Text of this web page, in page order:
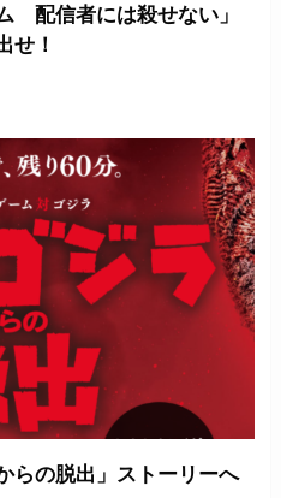
配信者には殺せない」
せ！
らの脱出」ストーリーへ